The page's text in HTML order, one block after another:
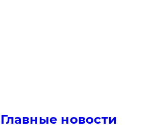
Главные новости